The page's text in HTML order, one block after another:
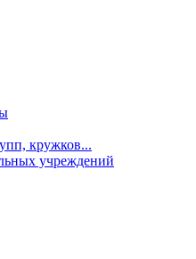
кружков...
учреждений